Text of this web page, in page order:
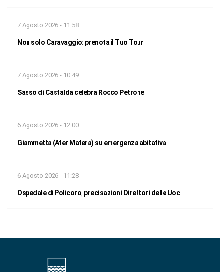
7 Agosto 2026 - 11:58
Non solo Caravaggio: prenota il Tuo Tour
7 Agosto 2026 - 10:49
Sasso di Castalda celebra Rocco Petrone
6 Agosto 2026 - 12:00
Giammetta (Ater Matera) su emergenza abitativa
6 Agosto 2026 - 11:28
Ospedale di Policoro, precisazioni Direttori delle Uoc